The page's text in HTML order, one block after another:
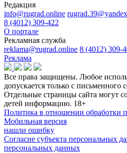
Редакция
info@rugrad.online
8 (4012) 309-422
О портале
Рекламная служба
reklama@rugrad.online 8 (4012) 309-
Реклама
Все права защищены. Любое
допускается только с письменного
Отдельные страницы сайта могут
детей информацию. 18+
Политика в отношении обработки
Мобильная версия
нашли ошибку
Согласие субъекта персональных
персональных данных